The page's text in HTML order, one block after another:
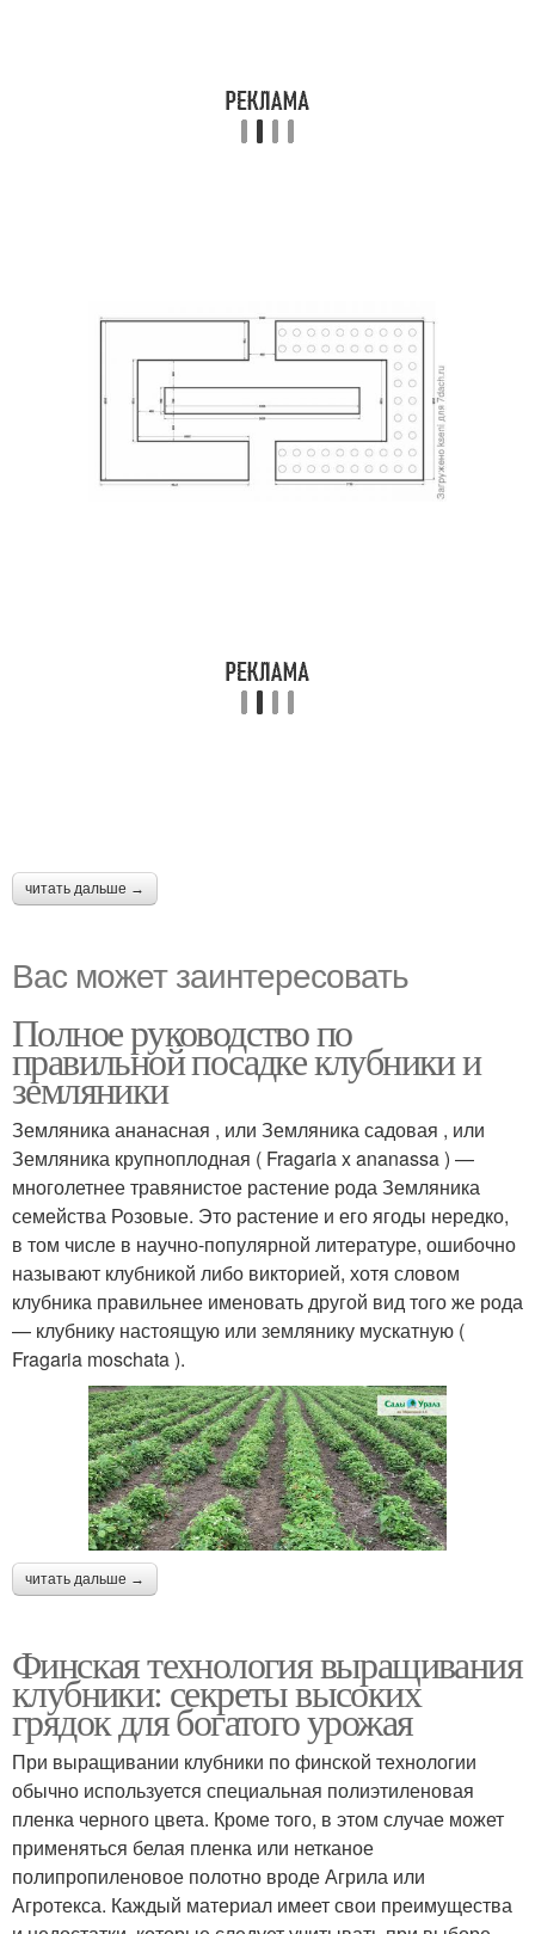
читать дальше →
Вас может заинтересовать
Полное руководство по
правильной посадке клубники и
земляники
Земляника ананасная , или Земляника садовая , или
Земляника крупноплодная ( Fragaria x ananassa ) —
многолетнее травянистое растение рода Земляника
семейства Розовые. Это растение и его ягоды нередко,
в том числе в научно-популярной литературе, ошибочно
называют клубникой либо викторией, хотя словом
клубника правильнее именовать другой вид того же рода
— клубнику настоящую или землянику мускатную (
Fragaria moschata ).
читать дальше →
Финская технология выращивания
клубники: секреты высоких
грядок для богатого урожая
При выращивании клубники по финской технологии
обычно используется специальная полиэтиленовая
пленка черного цвета. Кроме того, в этом случае может
применяться белая пленка или нетканое
полипропиленовое полотно вроде Агрила или
Агротекса. Каждый материал имеет свои преимущества